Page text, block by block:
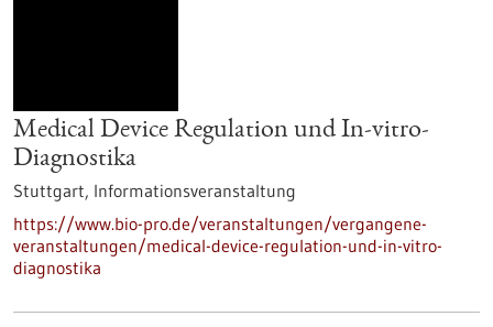
Medical Device Regulation und In-vitro-
Diagnostika
Stuttgart, Informationsveranstaltung
https://www.bio-pro.de/veranstaltungen/vergangene-
veranstaltungen/medical-device-regulation-und-in-vitro-
diagnostika